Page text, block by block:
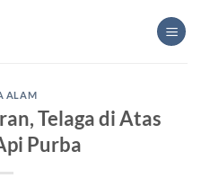
ALAM
Telaga di Atas
Purba